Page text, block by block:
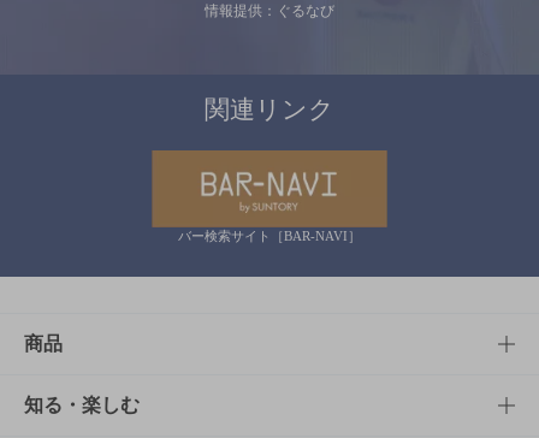
情報提供：ぐるなび
関連リンク
バー検索サイト［BAR-NAVI］
商品
商品TOP
知る・楽しむ